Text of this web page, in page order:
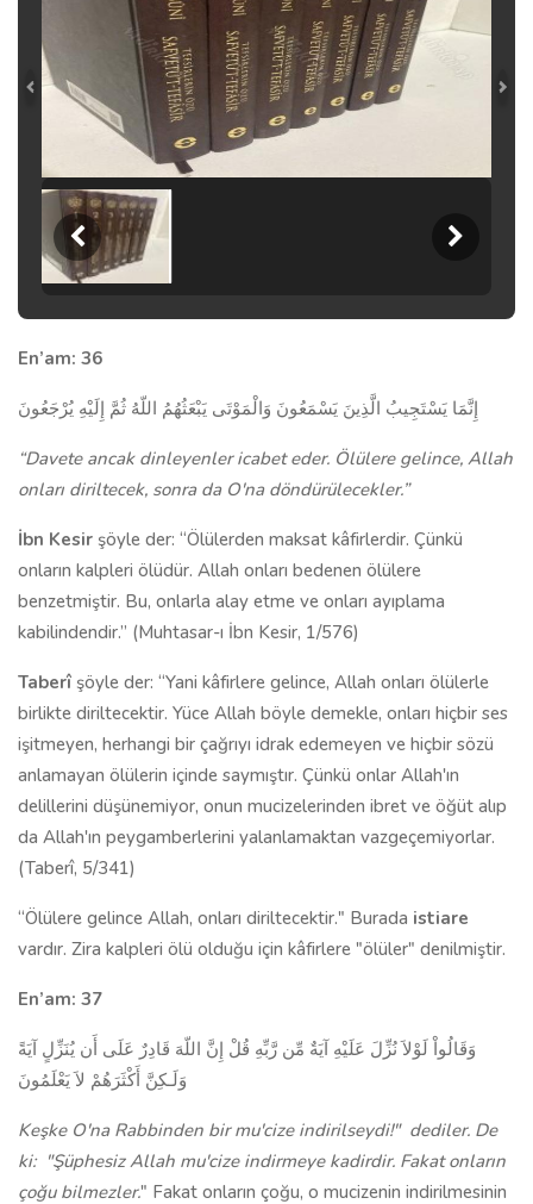
En’am: 36
إِنَّمَا يَسْتَجِيبُ الَّذِينَ يَسْمَعُونَ وَالْمَوْتَى يَبْعَثُهُمُ اللّهُ ثُمَّ إِلَيْهِ يُرْجَعُونَ
“Davete ancak dinleyenler icabet eder. Ölülere gelince, Allah
onları diriltecek, sonra da O'na döndü­rülecekler.”
İbn Kesir şöyle der: “Ölülerden maksat kâfirlerdir. Çünkü
onların kalpleri ölüdür. Allah onları bedenen ölülere
benzetmiştir. Bu, onlarla alay etme ve onları ayıplama
kabilindendir.” (Muhtasar-ı İbn Kesir, 1/576)
Taberî şöyle der: “Yani kâfirlere gelince, Allah onları ölülerle
birlikte diriltecektir. Yüce Allah böyle demekle, onları hiçbir ses
işitmeyen, herhangi bir çağrıyı idrak edemeyen ve hiçbir sözü
anlamayan ölülerin içinde saymıştır. Çünkü onlar Allah'ın
delillerini düşünemiyor, onun mucizelerinden ibret ve öğüt alıp
da Allah'ın peygamberlerini yalanlamaktan vazgeçemiyorlar.
(Taberî, 5/341)
“Ölülere gelince Allah, onları diriltecektir." Burada istiare
vardır. Zira kalpleri ölü olduğu için kâfirlere "ölüler" denilmiştir.
En’am: 37
وَقَالُواْ لَوْلاَ نُزِّلَ عَلَيْهِ آيَةٌ مِّن رَّبِّهِ قُلْ إِنَّ اللّهَ قَادِرٌ عَلَى أَن يُنَزِّلٍ آيَةً
Keşke O'na Rabbinden bir mu'cize indirilseydi!" dediler. De
ki: "Şüphesiz Allah mu'cize in­dirmeye kadirdir. Fakat onların
çoğu bilmezler." Fa­kat onların çoğu, o mucizenin indirilmesinin